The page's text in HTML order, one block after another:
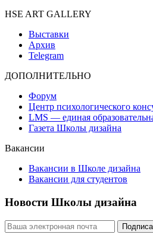
HSE ART GALLERY
Выставки
Архив
Telegram
ДОПОЛНИТЕЛЬНО
Форум
Центр психологического
LMS — единая
Газета Школы дизайна
Вакансии
Вакансии в Школе дизайна
Вакансии для студентов
Новости Школы дизайна